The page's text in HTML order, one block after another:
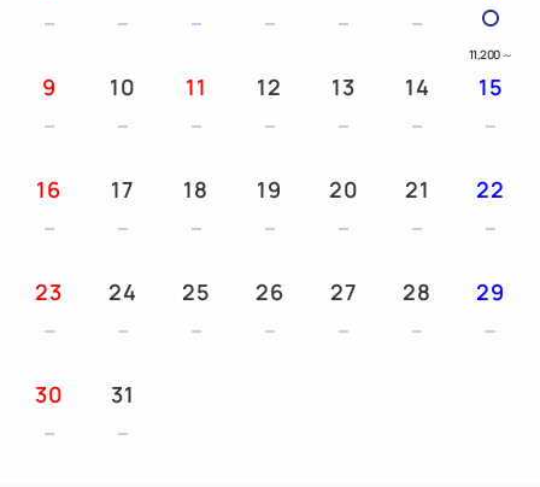
11,200 ～
9 10 11 12 13 14 15
16 17 18 19 20 21 22
23 24 25 26 27 28 29
30 31